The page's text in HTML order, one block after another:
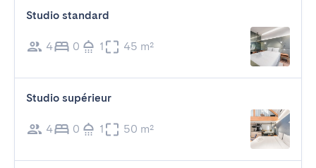
Studio standard
4 0 1 45 m²
Studio supérieur
4 0 1 50 m²